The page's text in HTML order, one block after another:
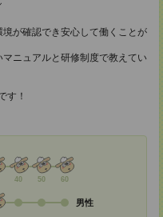
境が確認でき安心して働くことが
マニュアルと研修制度で教えてい
す！
40 50 60
男性